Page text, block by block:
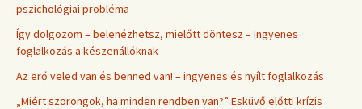
pszichológiai probléma
Így dolgozom – belenézhetsz, mielőtt döntesz – Ingyenes
foglalkozás a készenállóknak
Az erő veled van és benned van! – ingyenes és nyílt foglalkozás
„Miért szorongok, ha minden rendben van?” Esküvő előtti krízis